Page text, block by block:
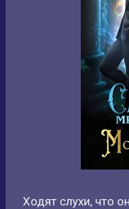
Ходят слухи, что